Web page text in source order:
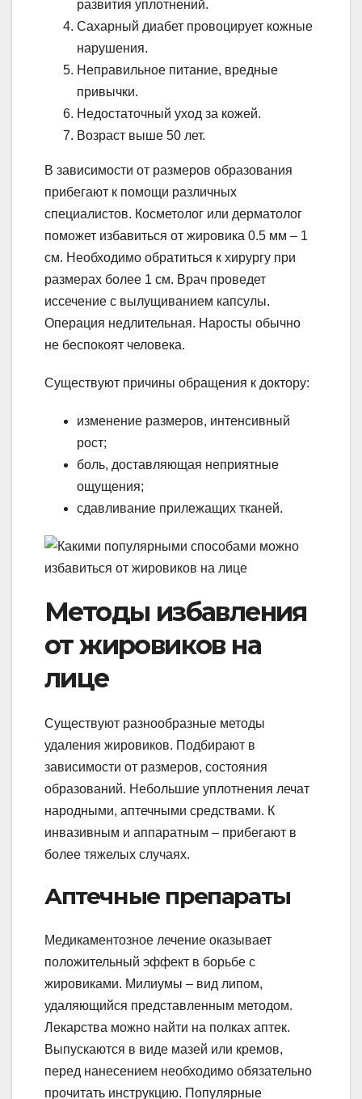
развития уплотнений.
Сахарный диабет провоцирует кожные
нарушения.
Неправильное питание, вредные
привычки.
Недостаточный уход за кожей.
Возраст выше 50 лет.
В зависимости от размеров образования
прибегают к помощи различных
специалистов. Косметолог или дерматолог
поможет избавиться от жировика 0.5 мм – 1
см. Необходимо обратиться к хирургу при
размерах более 1 см. Врач проведет
иссечение с вылущиванием капсулы.
Операция недлительная. Наросты обычно
не беспокоят человека.
Существуют причины обращения к доктору:
изменение размеров, интенсивный
рост;
боль, доставляющая неприятные
ощущения;
сдавливание прилежащих тканей.
Методы избавления
от жировиков на
лице
Существуют разнообразные методы
удаления жировиков. Подбирают в
зависимости от размеров, состояния
образований. Небольшие уплотнения лечат
народными, аптечными средствами. К
инвазивным и аппаратным – прибегают в
более тяжелых случаях.
Аптечные препараты
Медикаментозное лечение оказывает
положительный эффект в борьбе с
жировиками. Милиумы – вид липом,
удаляющийся представленным методом.
Лекарства можно найти на полках аптек.
Выпускаются в виде мазей или кремов,
перед нанесением необходимо обязательно
прочитать инструкцию. Популярные